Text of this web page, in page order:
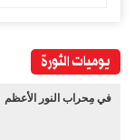
يوميات الثورة
في مِحراب النور الأعظم